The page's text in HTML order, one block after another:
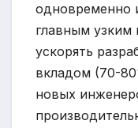
одновременно
главным
ускорять
вкладом (70-
новых